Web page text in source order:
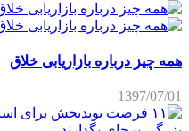
همه چیز درباره بازاریابی خلاق
1397/07/01